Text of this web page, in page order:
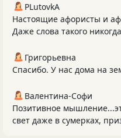
PLutоvkА
Настоящие афористы и
Даже слова такого
Григорьевна
Спасибо. У нас дома на
Валентина-Софи
Позитивное
свет даже в сумерках,